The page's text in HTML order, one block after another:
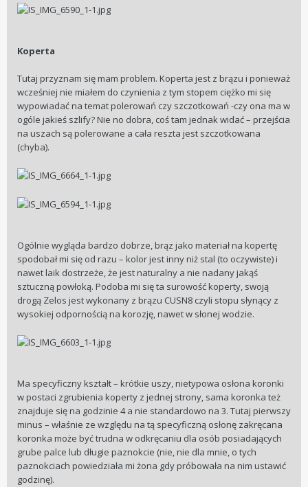
Koperta
Tutaj przyznam się mam problem. Koperta jest z brązu i ponieważ
wcześniej nie miałem do czynienia z tym stopem ciężko mi się
wypowiadać na temat polerowań czy szczotkowań -czy ona ma w
ogóle jakieś szlify? Nie no dobra, coś tam jednak widać – przejścia
na uszach są polerowane a cała reszta jest szczotkowana
(chyba).
Ogólnie wygląda bardzo dobrze, brąz jako materiał na kopertę
spodobał mi się od razu – kolor jest inny niż stal (to oczywiste) i
nawet laik dostrzeże, że jest naturalny a nie nadany jakąś
sztuczną powłoką. Podoba mi się ta surowość koperty, swoją
drogą Zelos jest wykonany z brązu CUSN8 czyli stopu słynący z
wysokiej odpornością na korozję, nawet w słonej wodzie.
Ma specyficzny kształt – krótkie uszy, nietypowa osłona koronki
w postaci zgrubienia koperty z jednej strony, sama koronka też
znajduje się na godzinie 4 a nie standardowo na 3. Tutaj pierwszy
minus – właśnie ze względu na tą specyficzną osłonę zakręcana
koronka może być trudna w odkręcaniu dla osób posiadających
grube palce lub długie paznokcie (nie, nie dla mnie, o tych
paznokciach powiedziała mi żona gdy próbowała na nim ustawić
godzinę).